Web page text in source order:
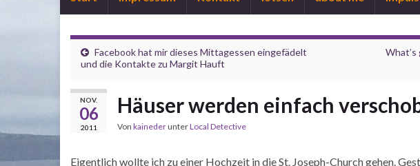
Facebook hat mir dieses Mittagessen eingefädelt
und die Kontakte zu Margit Hauft
What’s
NOV.
06
2011
Häuser werden einfach
Von kainederunterLocal Detective
Eigentlich wollte ich zu einer Hochzeit in die St. Joseph-Church gehen.